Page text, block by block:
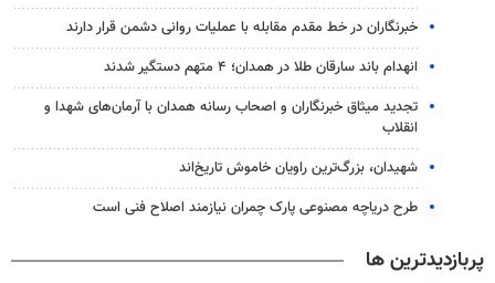
خبرنگاران در خط مقدم مقابله با عملیات روانی دشمن قرار دارند
انهدام باند سارقان طلا در همدان؛ ۴ متهم دستگیر شدند
تجدید میثاق خبرنگاران و اصحاب رسانه همدان با آرمان‌های شهدا و
انقلاب
شهیدان، بزرگ‌ترین راویان خاموش تاریخ‌اند
طرح دریاچه مصنوعی پارک چمران نیازمند اصلاح فنی است
پربازدیدترین ها